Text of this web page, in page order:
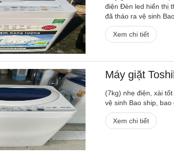
điện Đèn led hiển thị
đã tháo ra vệ sinh
Xem chi tiết
Máy giặt
(7kg) nhẹ điện, xài
vệ sinh Bao ship,
Xem chi tiết